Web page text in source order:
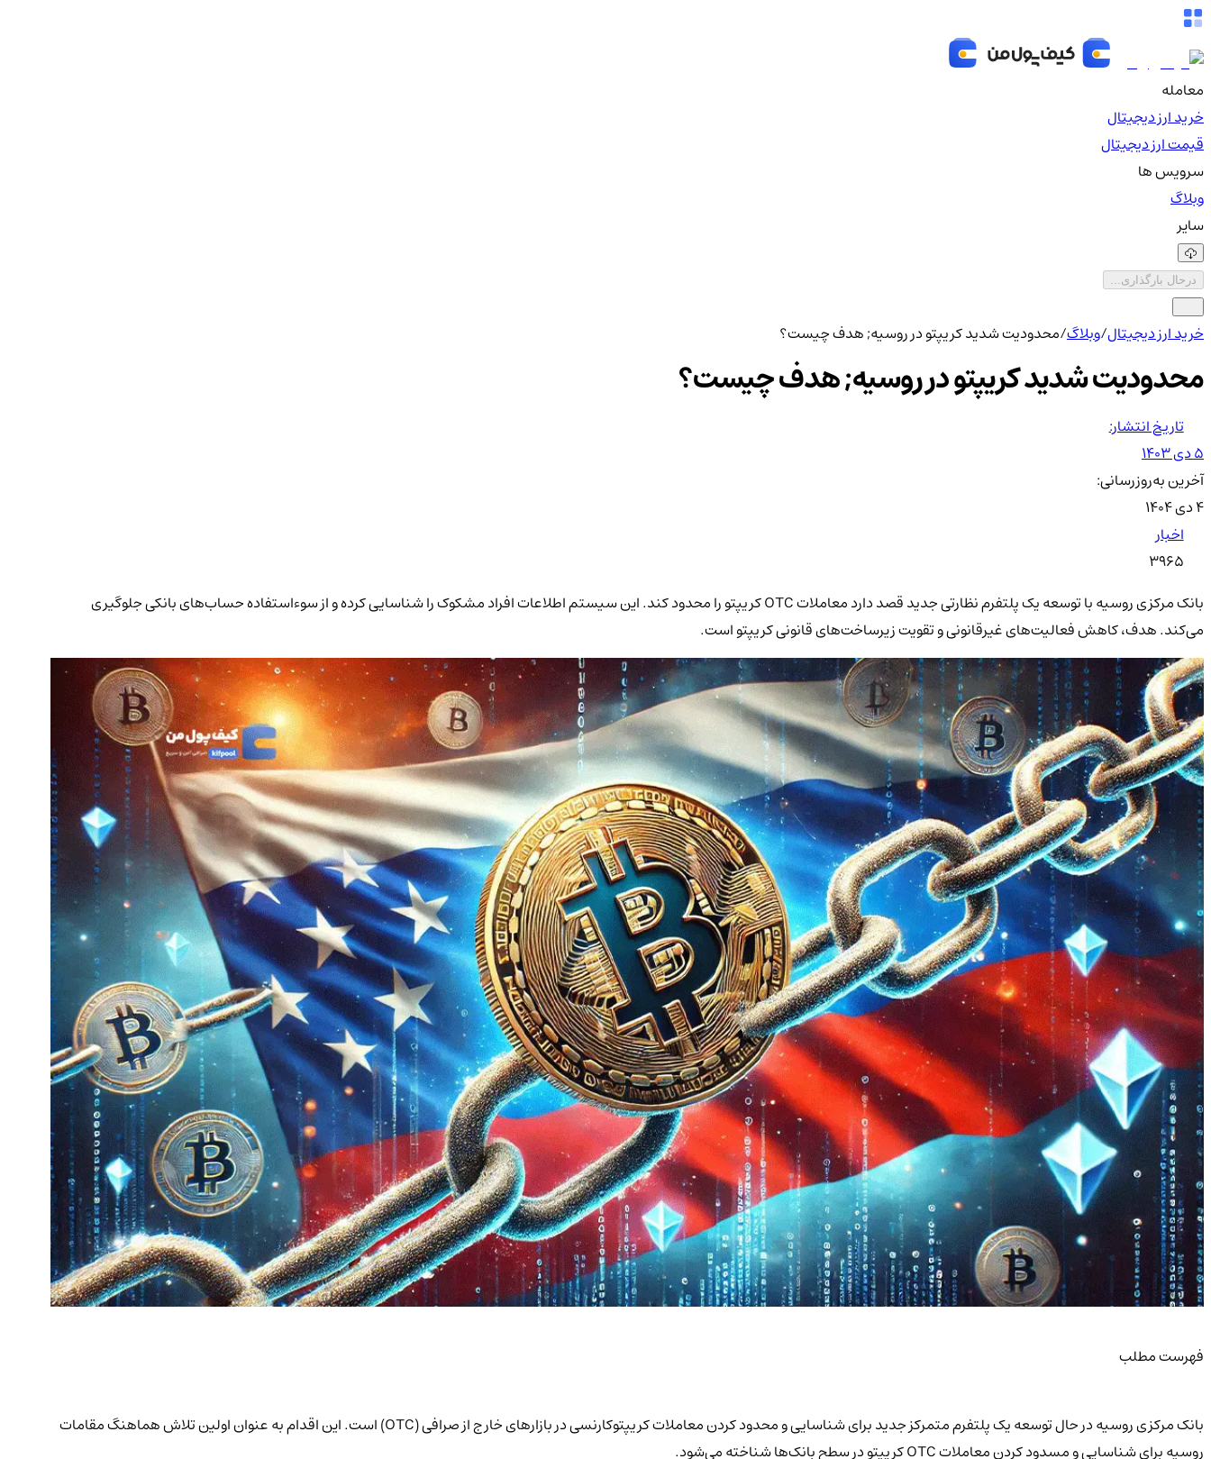
معامله
خرید ارز دیجیتال
قیمت ارز دیجیتال
سرویس ها
وبلاگ
سایر
درحال بارگذاری...
خرید ارز دیجیتال/وبلاگ/محدودیت شدید کریپتو در روسیه; هدف چیست؟
محدودیت شدید کریپتو در روسیه; هدف چیست؟
تاریخ انتشار:
۵ دی ۱۴۰۳
آخرین به‌روزرسانی:
۴ دی ۱۴۰۴
اخبار
3965
بانک مرکزی روسیه با توسعه یک پلتفرم نظارتی جدید قصد دارد معاملات OTC کریپتو را محدود کند. این سیستم اطلاعات افراد مشکوک را شناسایی کرده و از سوءاستفاده حساب‌های بانکی جلوگیری
می‌کند. هدف، کاهش فعالیت‌های غیرقانونی و تقویت زیرساخت‌های قانونی کریپتو است.
فهرست مطلب
بانک مرکزی روسیه در حال توسعه یک پلتفرم متمرکز جدید برای شناسایی و محدود کردن معاملات کریپتوکارنسی در بازارهای خارج از صرافی (OTC) است. این اقدام به عنوان اولین تلاش هماهنگ مقامات
روسیه برای شناسایی و مسدود کردن معاملات OTC کریپتو در سطح بانک‌ها شناخته می‌شود.